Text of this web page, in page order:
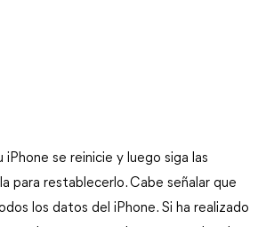
iPhone se reinicie y luego siga las
para restablecerlo. Cabe señalar que
los datos del iPhone. Si ha realizado